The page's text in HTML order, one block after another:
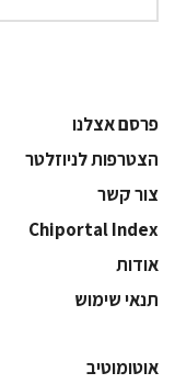
פרסם אצלנו
הצטרפות לניוזלטר
צור קשר
Chiportal Index
אודות
תנאי שימוש
אוטומוטיב